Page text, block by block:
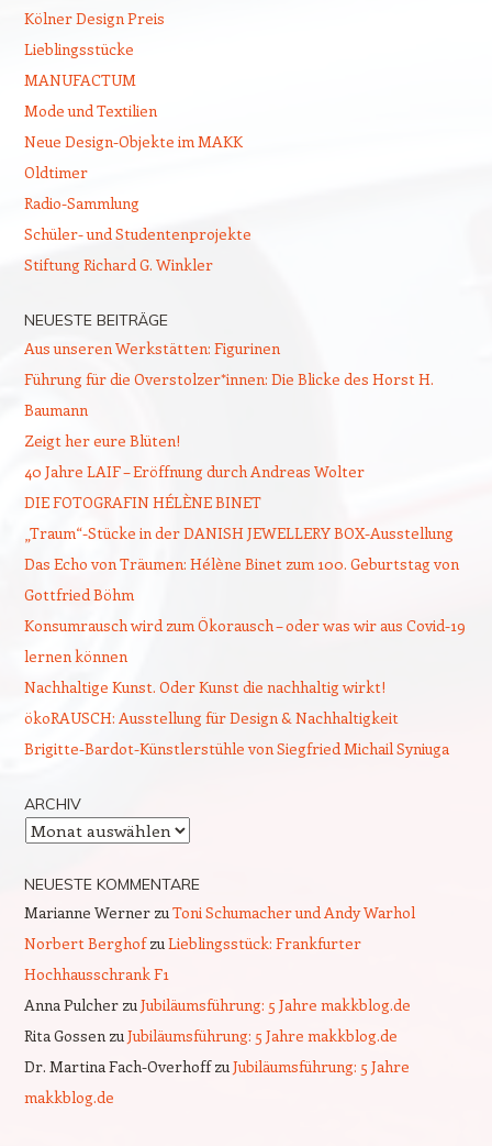
Kölner Design Preis
Lieblingsstücke
MANUFACTUM
Mode und Textilien
Neue Design-Objekte im MAKK
Oldtimer
Radio-Sammlung
Schüler- und Studentenprojekte
Stiftung Richard G. Winkler
NEUESTE BEITRÄGE
Aus unseren Werkstätten: Figurinen
Führung für die Overstolzer*innen: Die Blicke des Horst H.
Baumann
Zeigt her eure Blüten!
40 Jahre LAIF – Eröffnung durch Andreas Wolter
DIE FOTOGRAFIN HÉLÈNE BINET
„Traum“-Stücke in der DANISH JEWELLERY BOX-Ausstellung
Das Echo von Träumen: Hélène Binet zum 100. Geburtstag von
Gottfried Böhm
Konsumrausch wird zum Ökorausch – oder was wir aus Covid-19
lernen können
Nachhaltige Kunst. Oder Kunst die nachhaltig wirkt!
ökoRAUSCH: Ausstellung für Design & Nachhaltigkeit
Brigitte-Bardot-Künstlerstühle von Siegfried Michail Syniuga
ARCHIV
Archiv
NEUESTE KOMMENTARE
Marianne WernerzuToni Schumacher und Andy Warhol
Norbert BerghofzuLieblingsstück: Frankfurter
Hochhausschrank F1
Anna PulcherzuJubiläumsführung: 5 Jahre makkblog.de
Rita GossenzuJubiläumsführung: 5 Jahre makkblog.de
Dr. Martina Fach-OverhoffzuJubiläumsführung: 5 Jahre
makkblog.de